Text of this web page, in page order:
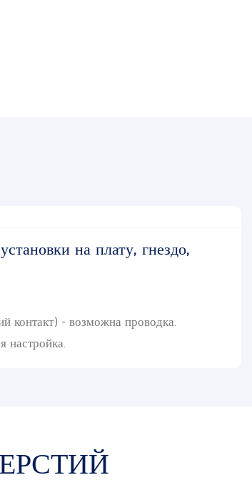
на плату, гнездо,
контакт) - возможна проводка.
настройка.